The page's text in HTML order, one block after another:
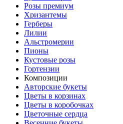
Розы премиум
Хризантемы
Герберы
Лилии
Альстромерии
Пионы
Кустовые розы
Гортензии
Композиции
Авторские букеты
Цветы в корзинах
Цветы в коробочках
Цветочные сердца